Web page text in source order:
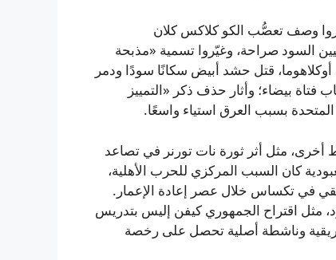
وصف تعصُّب الكو كلاكس كلان
السود صراحة، وغيّروا تسمية «مذبحة
إلى «شغب تلسا العرقي». خلال مجزرة 1921 في أوكلاهوما، قتل حشد أبيض سكانًا سودًا ودمر
بيضاء؛ وأثار حذف ذكر «التمييز
بسبب العرق استياء واسعًا.
أخرى، مثل أثر ثورة نات تورنر في تصاعد
كان السبب المركزي للحرب الأهلية،
في تكساس خلال عصر إعادة الإعمار.
مثل اقتراح الجمهوري كيفن إليس بتدريس
وناشطة أصلية تحصل على رخصة